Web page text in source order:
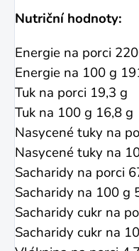
Nutriční hodnoty:
Energie na porci
Energie na 100 g
Tuk na porci 19,3 g
Tuk na 100 g 16,8 g
Nasycené tuky na
Nasycené tuky na
Sacharidy na porci
Sacharidy na 100 g
Sacharidy cukr na
Sacharidy cukr na